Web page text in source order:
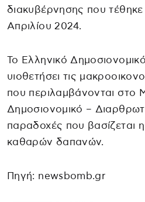
διακυβέρνησης που
Απριλίου 2024.
Το Ελληνικό
υιοθετήσει τις
που περιλαμβάνονται στο
Δημοσιονομικό –
παραδοχές που βασίζεται
καθαρών δαπανών.
Πηγή: newsbomb.gr